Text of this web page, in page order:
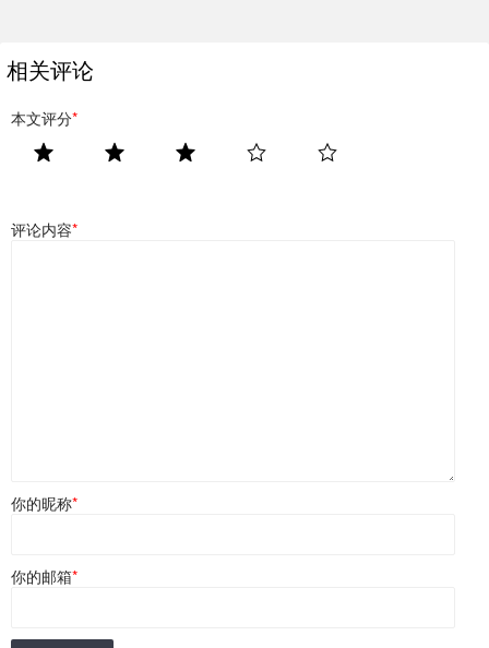
相关评论
本文评分*
评论内容*
你的昵称*
你的邮箱*